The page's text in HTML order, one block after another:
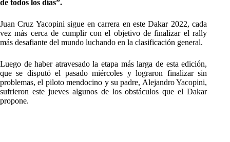
de todos los días”.
Juan Cruz Yacopini sigue en carrera en este Dakar 2022, cada
vez más cerca de cumplir con el objetivo de finalizar el rally
más desafiante del mundo luchando en la clasificación general.
Luego de haber atravesado la etapa más larga de esta edición,
que se disputó el pasado miércoles y lograron finalizar sin
problemas, el piloto mendocino y su padre, Alejandro Yacopini,
sufrieron este jueves algunos de los obstáculos que el Dakar
propone.